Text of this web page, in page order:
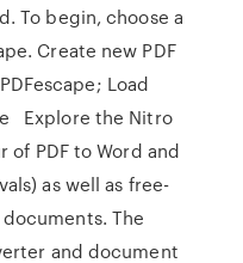
To begin, choose a
Create new PDF
Load
Explore the Nitro
of PDF to Word and
as well as free-
The
and document